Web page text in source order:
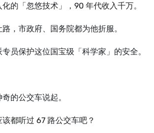
的「忽悠技术」，90 年代收入千万。
，市政府、国务院都为他折服。
员保护这位国宝级「科学家」的安全。
的公交车说起。
都听过 67 路公交车吧？